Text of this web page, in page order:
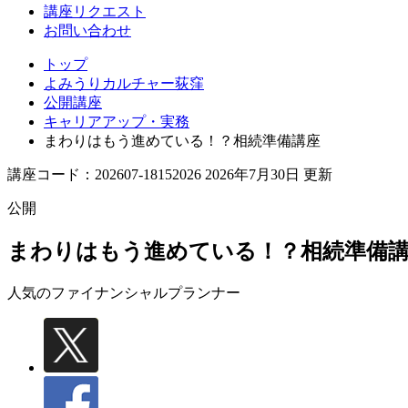
講座リクエスト
お問い合わせ
トップ
よみうりカルチャー荻窪
公開講座
キャリアアップ・実務
まわりはもう進めている！？相続準備講座
講座コード：202607-18152026 2026年7月30日 更新
公開
まわりはもう進めている！？相続準備
人気のファイナンシャルプランナー